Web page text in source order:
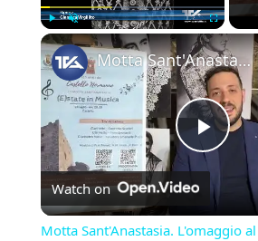
Play Unmute Fullscreen
Play
Motta Sant'Anastasia. L'omaggio al tenore mottese Giuseppe Di Stefano nel giorno della sua nascita.
Watch on
Motta Sant'Anastasia. L'omaggio